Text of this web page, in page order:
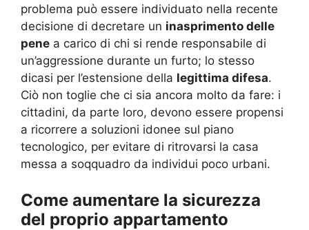
problema può essere individuato nella recente
decisione di decretare un inasprimento delle
pene a carico di chi si rende responsabile di
un’aggressione durante un furto; lo stesso
dicasi per l’estensione della legittima difesa.
Ciò non toglie che ci sia ancora molto da fare: i
cittadini, da parte loro, devono essere propensi
a ricorrere a soluzioni idonee sul piano
tecnologico, per evitare di ritrovarsi la casa
messa a soqquadro da individui poco urbani.
Come aumentare la sicurezza
del proprio appartamento